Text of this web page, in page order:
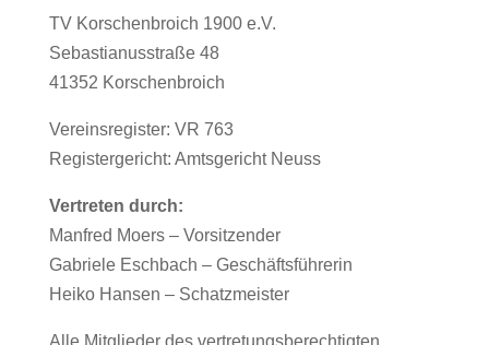
TV Korschenbroich 1900 e.V.
Sebastianusstraße 48
41352 Korschenbroich
Vereinsregister: VR 763
Registergericht: Amtsgericht Neuss
Vertreten durch:
Manfred Moers – Vorsitzender
Gabriele Eschbach – Geschäftsführerin
Heiko Hansen – Schatzmeister
Alle Mitglieder des vertretungsberechtigten